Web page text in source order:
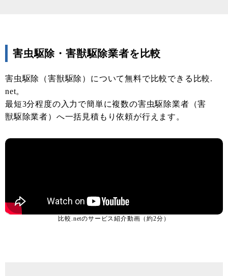
害虫駆除・害獣駆除業者を比較
害虫駆除（害獣駆除）について無料で比較できる比較.
net。
最短3分程度の入力で簡単に複数の害虫駆除業者（害
獣駆除業者）へ一括見積もり依頼が行えます。
比較.netのサービス紹介動画（約2分）